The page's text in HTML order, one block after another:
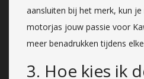
aansluiten bij het merk, kun
motorjas jouw passie voor
meer benadrukken tijdens
3. Hoe kies ik